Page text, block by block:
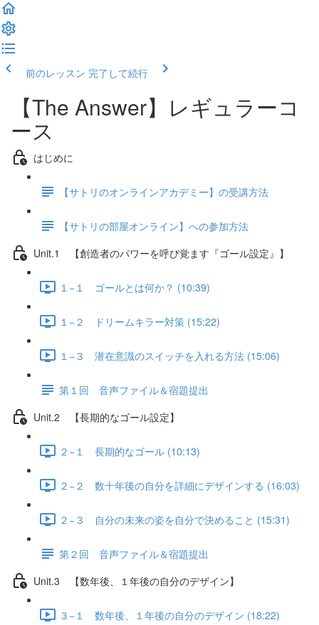
前のレッスン 完了して続行
【The Answer】レギュラーコ
ース
はじめに
【サトリのオンラインアカデミー】の受講方法
【サトリの部屋オンライン】への参加方法
Unit.1 【創造者のパワーを呼び覚ます『ゴール設定』】
１−１ ゴールとは何か？ (10:39)
１−２ ドリームキラー対策 (15:22)
１−３ 潜在意識のスイッチを入れる方法 (15:06)
第１回 音声ファイル＆宿題提出
Unit.2 【長期的なゴール設定】
２−１ 長期的なゴール (10:13)
２−２ 数十年後の自分を詳細にデザインする (16:03)
２−３ 自分の未来の姿を自分で決めること (15:31)
第２回 音声ファイル＆宿題提出
Unit.3 【数年後、１年後の自分のデザイン】
３−１ 数年後、１年後の自分のデザイン (18:22)